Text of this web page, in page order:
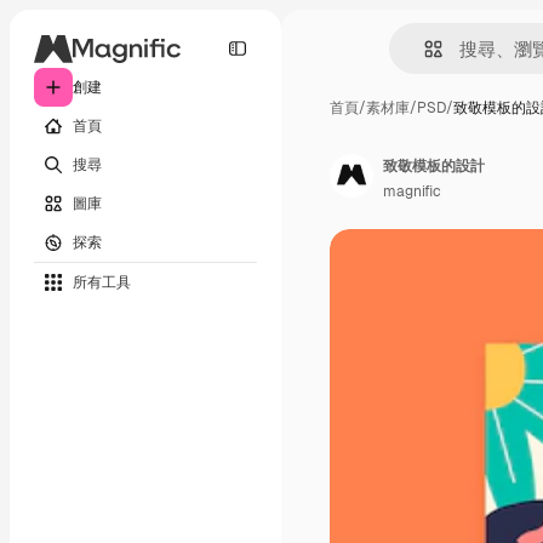
創建
首頁
搜尋
圖庫
探索
所有工具
首頁/素材庫/PSD/致敬模板的
致敬模板的設計
magnific